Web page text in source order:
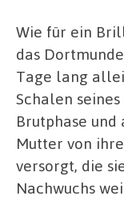
Wie für ein
das
Tage lang
Schalen
Brutphase
Mutter von
versorgt, die
Nachwuchs